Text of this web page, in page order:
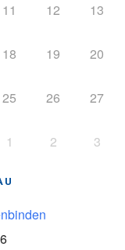
11 12 13
18 19 20
25 26 27
1 2 3